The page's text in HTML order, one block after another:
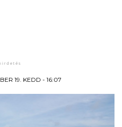
19. KEDD - 16:07